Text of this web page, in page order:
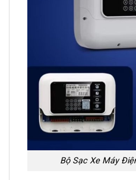
Bộ Sạc Xe Máy